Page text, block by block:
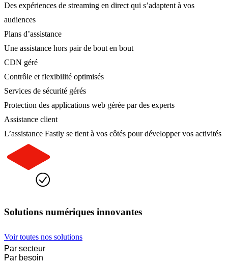
Des expériences de streaming en direct qui s’adaptent à vos
audiences
Plans d’assistance
Une assistance hors pair de bout en bout
CDN géré
Contrôle et flexibilité optimisés
Services de sécurité gérés
Protection des applications web gérée par des experts
Assistance client
L’assistance Fastly se tient à vos côtés pour développer vos activités
Solutions numériques innovantes
Voir toutes nos solutions
Par secteur
Par besoin